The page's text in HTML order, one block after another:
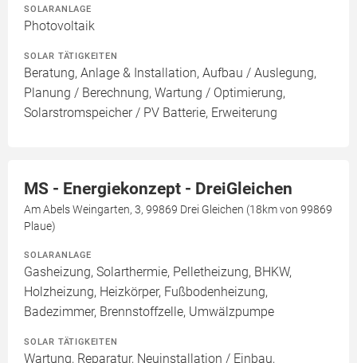
SOLARANLAGE
Photovoltaik
SOLAR TÄTIGKEITEN
Beratung, Anlage & Installation, Aufbau / Auslegung,
Planung / Berechnung, Wartung / Optimierung,
Solarstromspeicher / PV Batterie, Erweiterung
MS - Energiekonzept - DreiGleichen
Am Abels Weingarten, 3, 99869 Drei Gleichen (18km von 99869
Plaue)
SOLARANLAGE
Gasheizung, Solarthermie, Pelletheizung, BHKW,
Holzheizung, Heizkörper, Fußbodenheizung,
Badezimmer, Brennstoffzelle, Umwälzpumpe
SOLAR TÄTIGKEITEN
Wartung, Reparatur, Neuinstallation / Einbau,